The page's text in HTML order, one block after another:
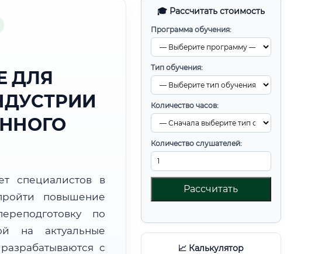
🎓 Рассчитать стоимость
Программа обучения:
Тип обучения:
Количество часов:
Количество слушателей:
Рассчитать
📈 Калькулятор
ДЛЯ
специалистов в
повышение
по
на актуальные
с